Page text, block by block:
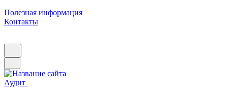
Полезная информация
Контакты
Аудит